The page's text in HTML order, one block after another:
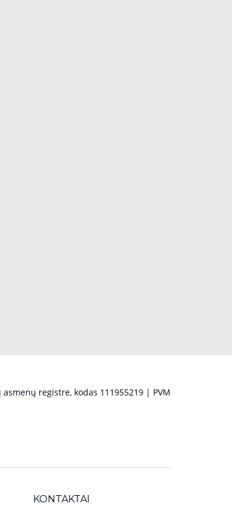
registre, kodas 111955219 | PVM
KONTAKTAI